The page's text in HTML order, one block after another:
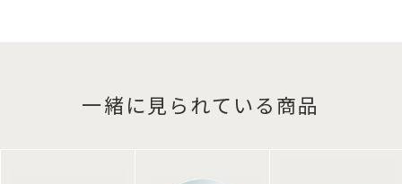
一緒に見られている商品